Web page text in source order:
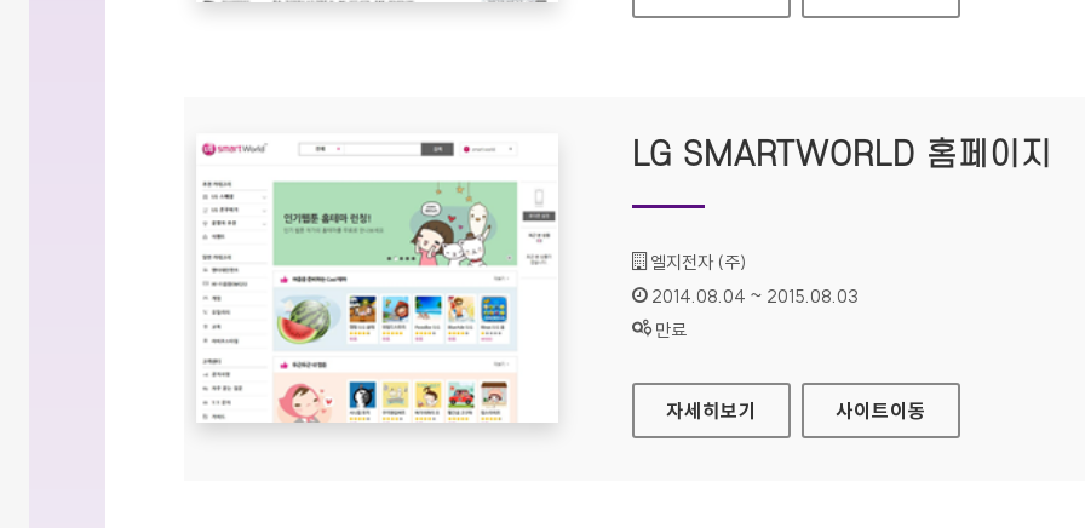
LG SMARTWORLD 홈페이지
기관명 :
엘지전자 (주)
인증기간 :
2014.08.04 ~ 2015.08.03
상태 :
만료
LG SMARTWORLD 홈페이지
자세히보기 사이트이동